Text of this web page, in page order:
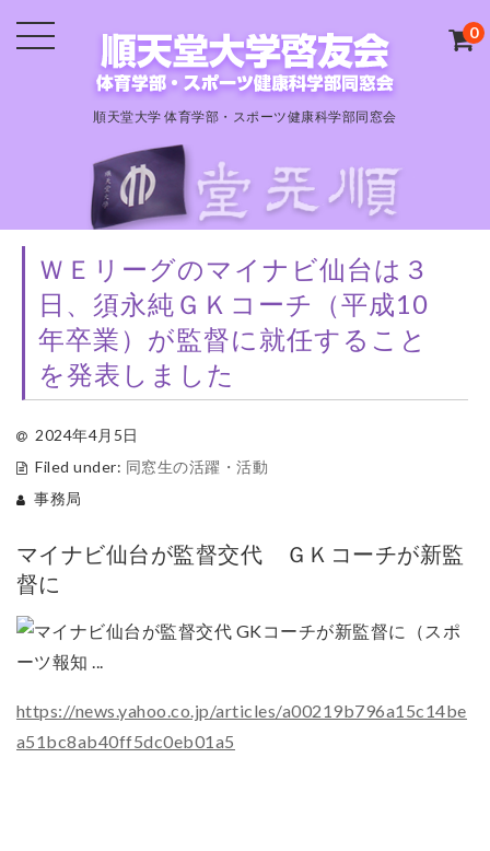
順天堂大学 体育学部・スポーツ健康科学部同窓会
0
ＷＥリーグのマイナビ仙台は３
日、須永純ＧＫコーチ（平成10
年卒業）が監督に就任すること
を発表しました
2024年4月5日
Filed under: 同窓生の活躍・活動
事務局
マイナビ仙台が監督交代 ＧＫコーチが新監
督に
https://news.yahoo.co.jp/articles/a00219b796a15c14be
a51bc8ab40ff5dc0eb01a5